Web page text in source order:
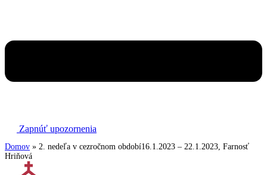
Zapnúť upozornenia
Domov » 2. nedeľa v cezročnom období16.1.2023 – 22.1.2023, Farnosť
Hriňová